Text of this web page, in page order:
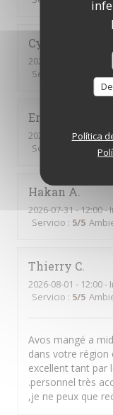
Política
Cynthia
2026-08-01
- 19:00
Servicio
Eric
2026-08-03- 19:00 -
Servicio
Hakan A
2026-07-31- 12:00 -
Servicio : 5/5
Thierry C
2026-08-01 - 12:00 -
Servicio : 5/5
Avos mangé a
dans votre région
excellent tant par
.personnel très
,je ne peux que